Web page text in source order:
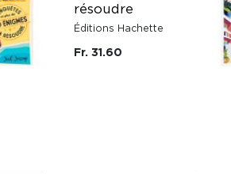
résoudre
Éditions Hachette
Fr. 31.60